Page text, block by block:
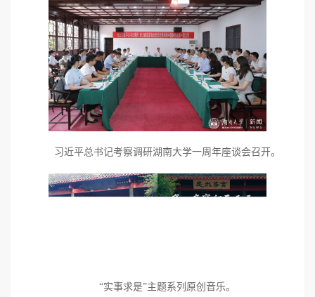
习近平总书记考察调研湖南大学一周年座谈会召开。
“实事求是”主题系列原创音乐。